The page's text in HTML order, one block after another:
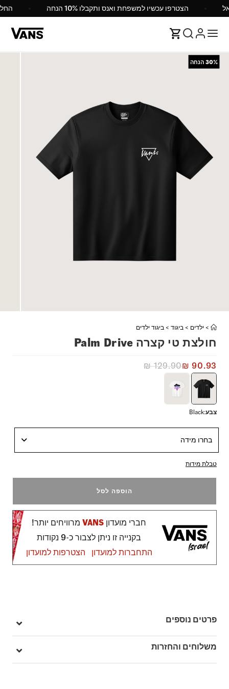
הצטרפו עכשיו למשפחת ואנס ותקבלו 10% הנחה
30% הנחה
> ילדים > ביגוד > ביגוד ילדים
חולצת טי קצרה Palm Drive
₪129.90₪ 90.93
צבע:
Black
בחרו מידה
טבלת מידות
הוספה לסל
חברי מועדון VANSמרוויחים יותר!
בקנייה זו ניתן לצבור כ-9 נקודות
התחברות למועדון
הצטרפות למועדון
פרטים נוספים
מק"ט: V00TCRBLK
משלוחים והחזרות